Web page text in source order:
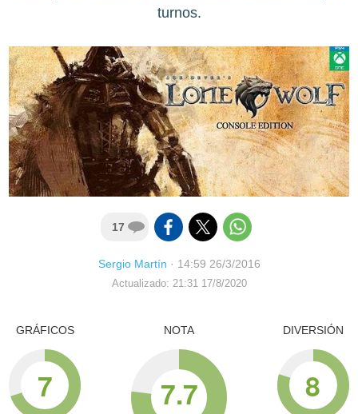
turnos.
17
Sergio Martín · 14:59 26/3/2016
Actualizado: 21:31 17/8/2020
GRÁFICOS
7
NOTA
7.7
DIVERSIÓN
8